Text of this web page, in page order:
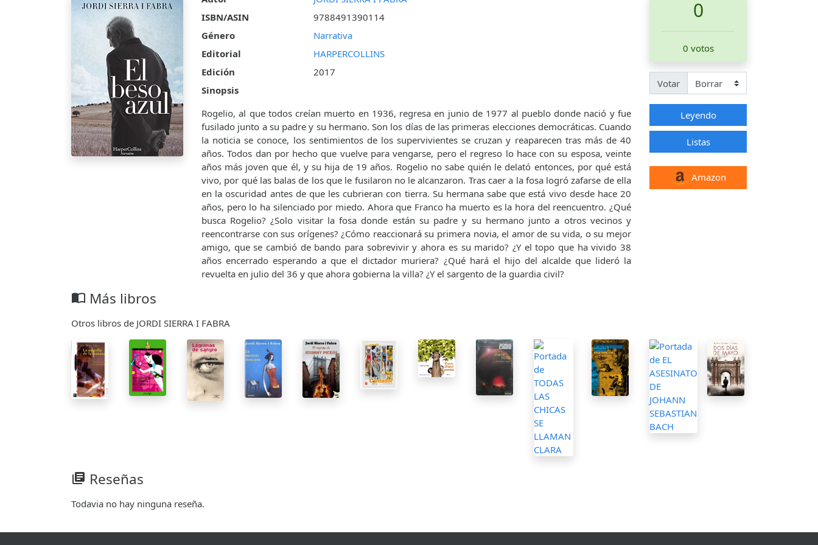
ISBN/ASIN
9788491390114
Género
Narrativa
Editorial
HARPERCOLLINS
Edición
2017
Sinopsis
Rogelio, al que todos creían muerto en 1936, regresa en junio de 1977 al pueblo donde nació y fue
fusilado junto a su padre y su hermano. Son los días de las primeras elecciones democráticas. Cuando
la noticia se conoce, los sentimientos de los supervivientes se cruzan y reaparecen tras más de 40
años. Todos dan por hecho que vuelve para vengarse, pero el regreso lo hace con su esposa, veinte
años más joven que él, y su hija de 19 años. Rogelio no sabe quién le delató entonces, por qué está
vivo, por qué las balas de los que le fusilaron no le alcanzaron. Tras caer a la fosa logró zafarse de ella
en la oscuridad antes de que les cubrieran con tierra. Su hermana sabe que está vivo desde hace 20
años, pero lo ha silenciado por miedo. Ahora que Franco ha muerto es la hora del reencuentro. ¿Qué
busca Rogelio? ¿Solo visitar la fosa donde están su padre y su hermano junto a otros vecinos y
reencontrarse con sus orígenes? ¿Cómo reaccionará su primera novia, el amor de su vida, o su mejor
amigo, que se cambió de bando para sobrevivir y ahora es su marido? ¿Y el topo que ha vivido 38
años encerrado esperando a que el dictador muriera? ¿Qué hará el hijo del alcalde que lideró la
revuelta en julio del 36 y que ahora gobierna la villa? ¿Y el sargento de la guardia civil?
0
0 votos
Votar
Leyendo
Listas
Amazon
import_contacts Más libros
Otros libros de JORDI SIERRA I FABRA
library_books Reseñas
Todavia no hay ninguna reseña.